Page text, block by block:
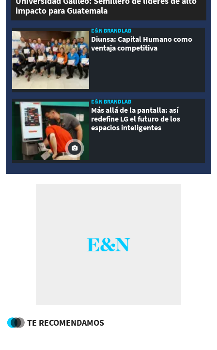
impacto para Guatemala
E&N BRANDLAB
Diunsa: Capital Humano como
ventaja competitiva
E&N BRANDLAB
Más allá de la pantalla: así
redefine LG el futuro de los
espacios inteligentes
TE RECOMENDAMOS